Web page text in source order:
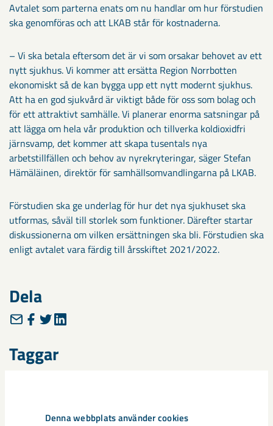
Denna webbplats använder cookies
Avtalet som parterna enats om nu handlar om hur förstudien
ska genomföras och att LKAB står för kostnaderna.
– Vi ska betala eftersom det är vi som orsakar behovet av ett
nytt sjukhus. Vi kommer att ersätta Region Norrbotten
ekonomiskt så de kan bygga upp ett nytt modernt sjukhus.
Att ha en god sjukvård är viktigt både för oss som bolag och
för ett attraktivt samhälle. Vi planerar enorma satsningar på
att lägga om hela vår produktion och tillverka koldioxidfri
järnsvamp, det kommer att skapa tusentals nya
arbetstillfällen och behov av nyrekryteringar, säger Stefan
Hämäläinen, direktör för samhällsomvandlingarna på LKAB.
Förstudien ska ge underlag för hur det nya sjukhuset ska
utformas, såväl till storlek som funktioner. Därefter startar
diskussionerna om vilken ersättningen ska bli. Förstudien ska
enligt avtalet vara färdig till årsskiftet 2021/2022.
Dela
Taggar